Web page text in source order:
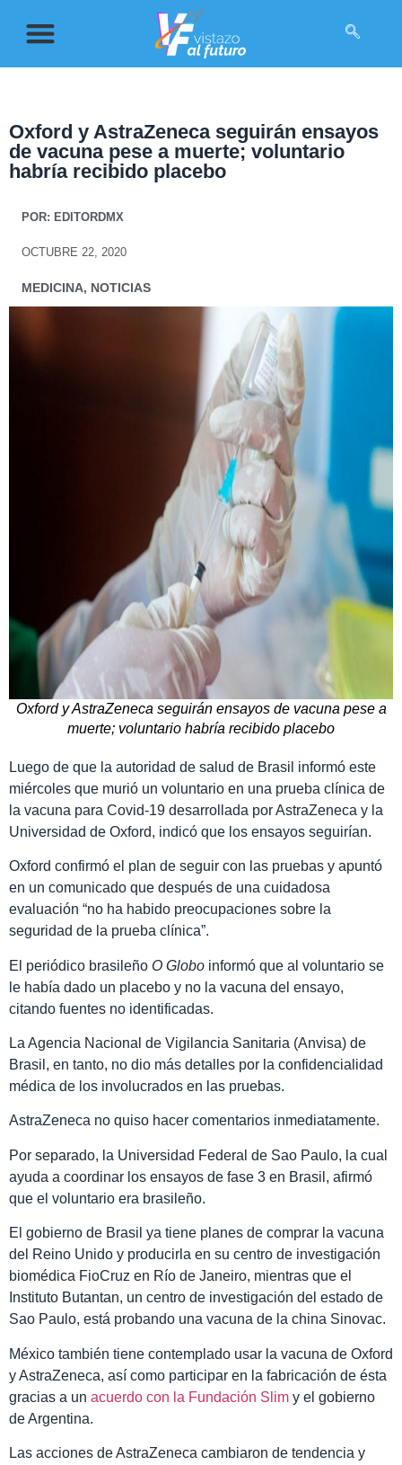
Oxford y AstraZeneca seguirán ensayos
de vacuna pese a muerte; voluntario
habría recibido placebo
POR: EDITORDMX
OCTUBRE 22, 2020
MEDICINA, NOTICIAS
Oxford y AstraZeneca seguirán ensayos de vacuna pese a
muerte; voluntario habría recibido placebo
Luego de que la autoridad de salud de Brasil informó este
miércoles que murió un voluntario en una prueba clínica de
la vacuna para Covid-19 desarrollada por AstraZeneca y la
Universidad de Oxford, indicó que los ensayos seguirían.
Oxford confirmó el plan de seguir con las pruebas y apuntó
en un comunicado que después de una cuidadosa
evaluación “no ha habido preocupaciones sobre la
seguridad de la prueba clínica”.
El periódico brasileño O Globo informó que al voluntario se
le había dado un placebo y no la vacuna del ensayo,
citando fuentes no identificadas.
La Agencia Nacional de Vigilancia Sanitaria (Anvisa) de
Brasil, en tanto, no dio más detalles por la confidencialidad
médica de los involucrados en las pruebas.
AstraZeneca no quiso hacer comentarios inmediatamente.
Por separado, la Universidad Federal de Sao Paulo, la cual
ayuda a coordinar los ensayos de fase 3 en Brasil, afirmó
que el voluntario era brasileño.
El gobierno de Brasil ya tiene planes de comprar la vacuna
del Reino Unido y producirla en su centro de investigación
biomédica FioCruz en Río de Janeiro, mientras que el
Instituto Butantan, un centro de investigación del estado de
Sao Paulo, está probando una vacuna de la china Sinovac.
México también tiene contemplado usar la vacuna de Oxford
y AstraZeneca, así como participar en la fabricación de ésta
gracias a un acuerdo con la Fundación Slim y el gobierno
de Argentina.
Las acciones de AstraZeneca cambiaron de tendencia y